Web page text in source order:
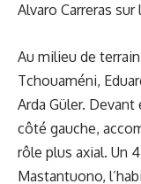
Alvaro Carreras
Au milieu de
Tchouaméni,
Arda Güler.
côté gauche,
rôle plus axial. Un
Mastantuono,